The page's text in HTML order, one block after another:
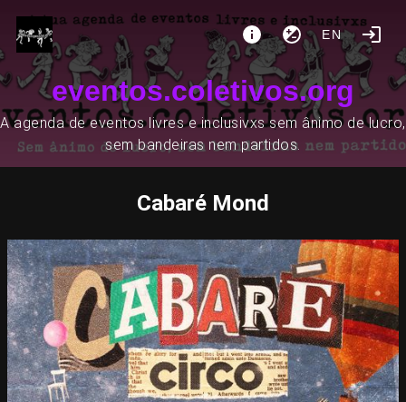
EN
eventos.coletivos.org
A agenda de eventos livres e inclusivxs sem ânimo de lucro,
sem bandeiras nem partidos.
Cabaré Mond